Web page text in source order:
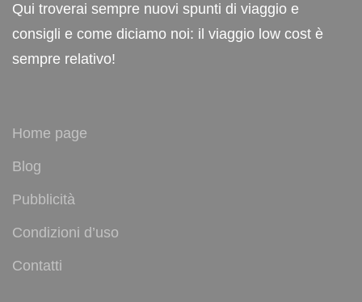
Qui troverai sempre nuovi spunti di viaggio e
consigli e come diciamo noi: il viaggio low cost è
sempre relativo!
Home page
Blog
Pubblicità
Condizioni d’uso
Contatti